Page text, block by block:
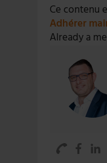
Ce contenu
Adhérer
Already a